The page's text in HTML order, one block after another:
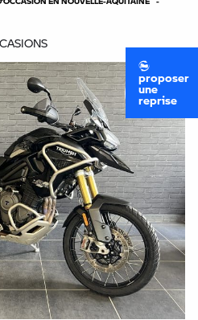
proposer
une
reprise